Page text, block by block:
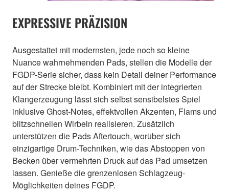
EXPRESSIVE PRÄZISION
Ausgestattet mit modernsten, jede noch so kleine
Nuance wahrnehmenden Pads, stellen die Modelle der
FGDP-Serie sicher, dass kein Detail deiner Performance
auf der Strecke bleibt. Kombiniert mit der integrierten
Klangerzeugung lässt sich selbst sensibelstes Spiel
inklusive Ghost-Notes, effektvollen Akzenten, Flams und
blitzschnellen Wirbeln realisieren. Zusätzlich
unterstützen die Pads Aftertouch, worüber sich
einzigartige Drum-Techniken, wie das Abstoppen von
Becken über vermehrten Druck auf das Pad umsetzen
lassen. Genieße die grenzenlosen Schlagzeug-
Möglichkeiten deines FGDP.